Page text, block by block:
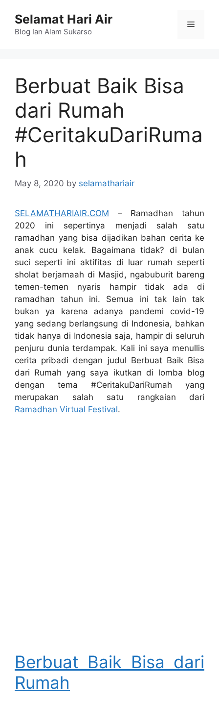
content
Selamat Hari Air
Blog Ian Alam Sukarso
Menu
Berbuat Baik Bisa
dari Rumah
#CeritakuDariRuma
h
May 8, 2020 by selamathariair
SELAMATHARIAIR.COM – Ramadhan tahun
2020 ini sepertinya menjadi salah satu
ramadhan yang bisa dijadikan bahan cerita ke
anak cucu kelak. Bagaimana tidak? di bulan
suci seperti ini aktifitas di luar rumah seperti
sholat berjamaah di Masjid, ngabuburit bareng
temen-temen nyaris hampir tidak ada di
ramadhan tahun ini. Semua ini tak lain tak
bukan ya karena adanya pandemi covid-19
yang sedang berlangsung di Indonesia, bahkan
tidak hanya di Indonesia saja, hampir di seluruh
penjuru dunia terdampak. Kali ini saya menullis
cerita pribadi dengan judul Berbuat Baik Bisa
dari Rumah yang saya ikutkan di lomba blog
dengan tema #CeritakuDariRumah yang
merupakan salah satu rangkaian dari
Ramadhan Virtual Festival.
Berbuat Baik Bisa dari
Rumah